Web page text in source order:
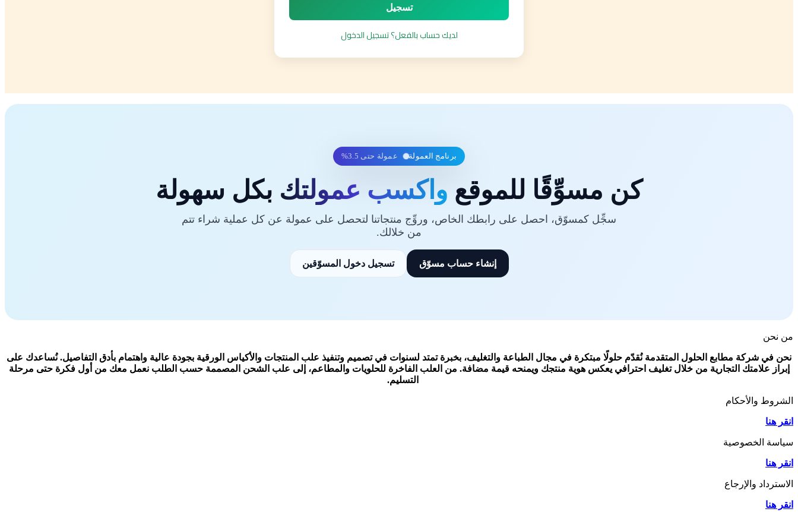
تسجيل
لديك حساب بالفعل؟ تسجيل الدخول
برنامج العمولة
كن مسوِّقًا للموقع واكسب عمولتك بكل سهولة
سجِّل كمسوّق، احصل على رابطك الخاص، وروِّج منتجاتنا لتحصل على عمولة عن كل عملية شراء تتم
من خلالك.
إنشاء حساب مسوّق تسجيل دخول المسوّقين
من نحن
نحن في شركة مطابع الحلول المتقدمة نُقدّم حلولًا مبتكرة في مجال الطباعة والتغليف، بخبرة تمتد لسنوات في تصميم وتنفيذ علب المنتجات والأكياس الورقية بجودة عالية واهتمام بأدق التفاصيل. نُساعدك على
إبراز علامتك التجارية من خلال تغليف احترافي يعكس هوية منتجك ويمنحه قيمة مضافة. من العلب الفاخرة للحلويات والمطاعم، إلى علب الشحن المصممة حسب الطلب نعمل معك من أول فكرة حتى مرحلة
التسليم.
الشروط والأحكام
انقر هنا
سياسة الخصوصية
انقر هنا
الاسترداد والإرجاع
انقر هنا